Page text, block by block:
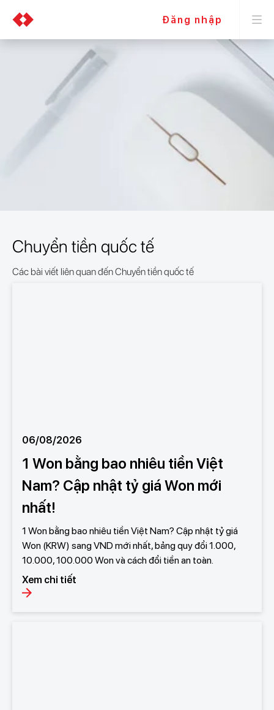
Đăng nhập
Chuyển tiền quốc tế
Các bài viết liên quan đến Chuyển tiền quốc tế
06/08/2026
1 Won bằng bao nhiêu tiền Việt
Nam? Cập nhật tỷ giá Won mới
nhất!
1 Won bằng bao nhiêu tiền Việt Nam? Cập nhật tỷ giá
Won (KRW) sang VND mới nhất, bảng quy đổi 1.000,
10.000, 100.000 Won và cách đổi tiền an toàn.
Xem chi tiết